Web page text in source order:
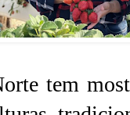
tem